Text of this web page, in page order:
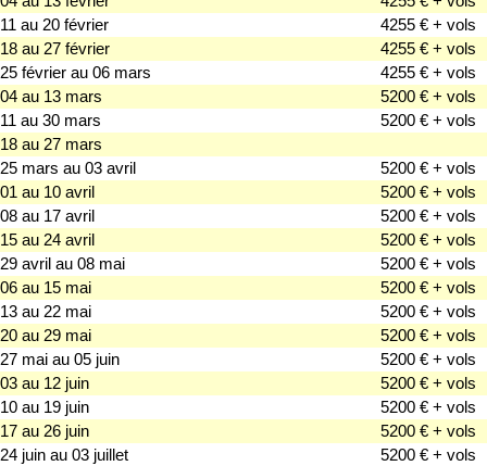
11 au 20 février
4255 € + vols
18 au 27 février
4255 € + vols
25 février au 06 mars
4255 € + vols
04 au 13 mars
5200 € + vols
11 au 30 mars
5200 € + vols
18 au 27 mars
25 mars au 03 avril
5200 € + vols
01 au 10 avril
5200 € + vols
08 au 17 avril
5200 € + vols
15 au 24 avril
5200 € + vols
29 avril au 08 mai
5200 € + vols
06 au 15 mai
5200 € + vols
13 au 22 mai
5200 € + vols
20 au 29 mai
5200 € + vols
27 mai au 05 juin
5200 € + vols
03 au 12 juin
5200 € + vols
10 au 19 juin
5200 € + vols
17 au 26 juin
5200 € + vols
24 juin au 03 juillet
5200 € + vols